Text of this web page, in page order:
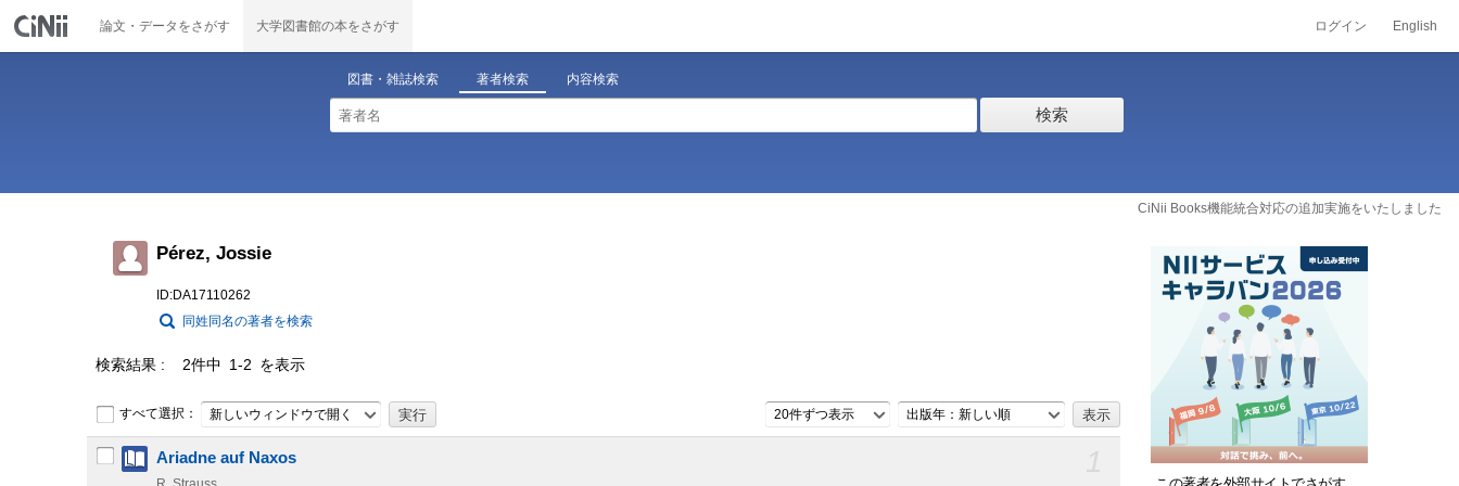
論文・データをさがす 大学図書館の本をさがす ログイン English
図書・雑誌検索 著者検索 内容検索
検索
CiNii Books機能統合対応の追加実施をいたしました
Pérez, Jossie
ID:DA17110262
同姓同名の著者を検索
検索結果 2件中 1-2 を表示
すべて選択： 新しいウィンドウで開く 20件ずつ表示 出版年：新しい順
Ariadne auf Naxos